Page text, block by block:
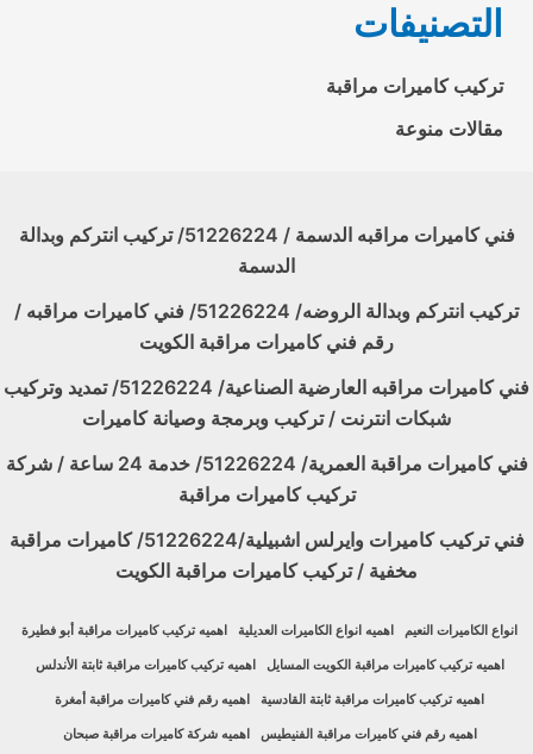
التصنيفات
تركيب كاميرات مراقبة
مقالات منوعة
فني كاميرات مراقبه الدسمة / 51226224/ تركيب انتركم وبدالة
الدسمة
تركيب انتركم وبدالة الروضه/ 51226224/ فني كاميرات مراقبه /
رقم فني كاميرات مراقبة الكويت
فني كاميرات مراقبه العارضية الصناعية/ 51226224/ تمديد وتركيب
شبكات انترنت / تركيب وبرمجة وصيانة كاميرات
فني كاميرات مراقبة العمرية/ 51226224/ خدمة 24 ساعة / شركة
تركيب كاميرات مراقبة
فني تركيب كاميرات وايرلس اشبيلية/51226224/ كاميرات مراقبة
مخفية / تركيب كاميرات مراقبة الكويت
انواع الكاميرات النعيم اهميه انواع الكاميرات العديلية اهميه تركيب كاميرات مراقبة أبو فطيرة
اهميه تركيب كاميرات مراقبة الكويت المسايل اهميه تركيب كاميرات مراقبة ثابتة الأندلس
اهميه تركيب كاميرات مراقبة ثابتة القادسية اهميه رقم فني كاميرات مراقبة أمغرة
اهميه رقم فني كاميرات مراقبة الفنيطيس اهميه شركة كاميرات مراقبة صبحان